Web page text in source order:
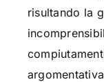
risultando la